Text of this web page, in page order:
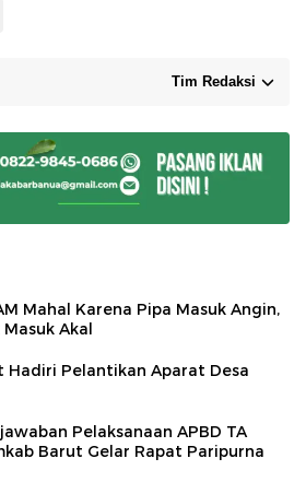
Tim Redaksi
Mahal Karena Pipa Masuk Angin,
Akal
Hadiri Pelantikan Aparat Desa
Pelaksanaan APBD TA
Barut Gelar Rapat Paripurna